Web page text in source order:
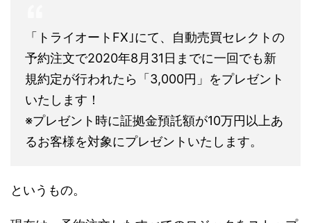
「トライオートFX｣にて、自動売買セレクトの
予約注文で2020年8月31日までに一回でも新
規約定が行われたら「3,000円」をプレゼント
いたします！
※プレゼント時に証拠金預託額が10万円以上あ
るお客様を対象にプレゼントいたします。
というもの。